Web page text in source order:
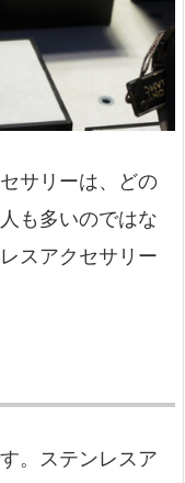
サリーは、どの
も多いのではな
スアクセサリー
。ステンレスア